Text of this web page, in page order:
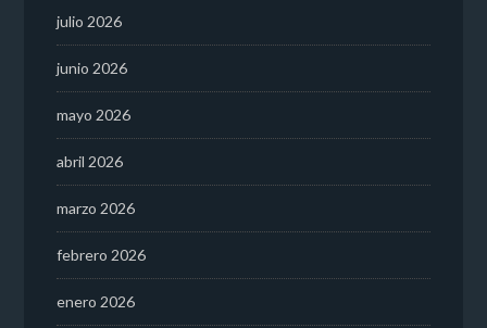
julio 2026
junio 2026
mayo 2026
abril 2026
marzo 2026
febrero 2026
enero 2026